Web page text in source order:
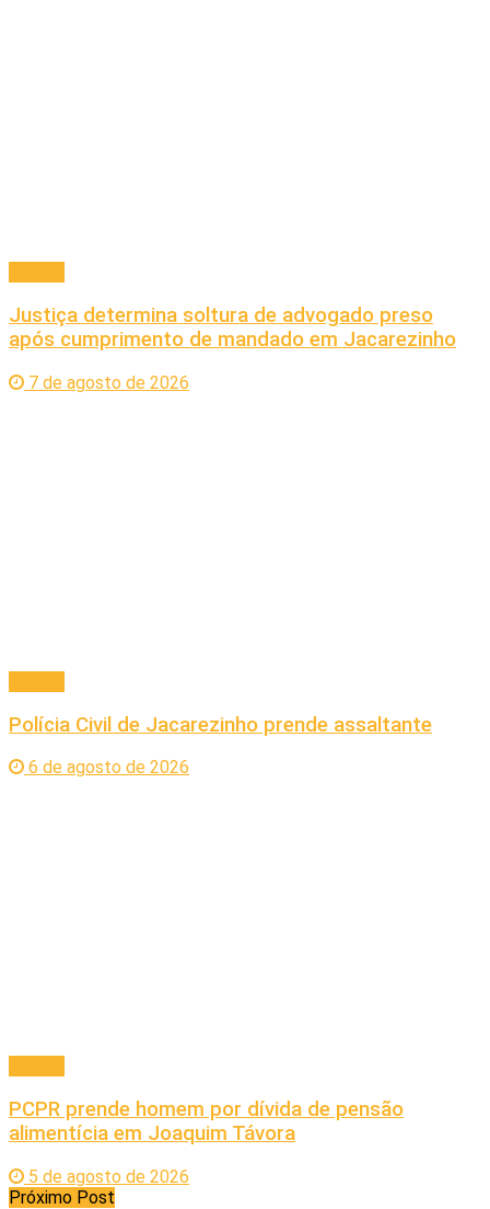
Justiça determina soltura de advogado preso
após cumprimento de mandado em Jacarezinho
7 de agosto de 2026
Polícia Civil de Jacarezinho prende assaltante
6 de agosto de 2026
PCPR prende homem por dívida de pensão
alimentícia em Joaquim Távora
5 de agosto de 2026
Próximo Post